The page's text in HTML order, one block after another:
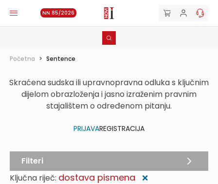
NN 85/2026
Početna > Sentence
Skraćena sudska ili upravnopravna odluka s ključnim
dijelom obrazloženja i jasno izraženim pravnim
stajalištem o određenom pitanju.
PRIJAVAREGISTRACIJA
Ključna riječ: dostava pismena ❌
Filteri